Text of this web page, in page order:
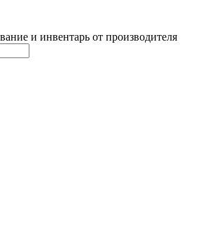
и инвентарь от производителя